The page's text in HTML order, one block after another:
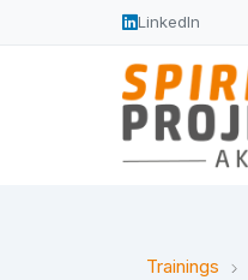
LinkedIn
Trainings